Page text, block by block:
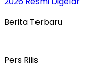
Berita Terbaru
Pers Rilis